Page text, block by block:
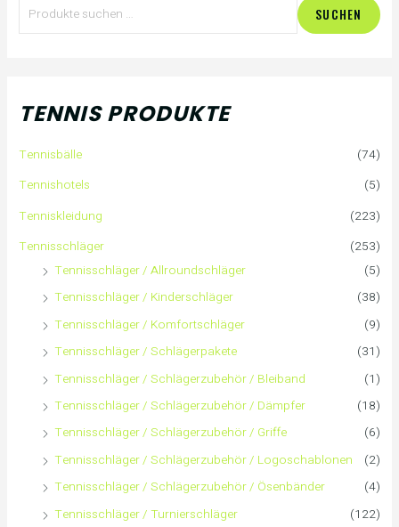
n
a
SUCHEN
TENNIS PRODUKTE
Tennisbälle
(74)
Tennishotels
(5)
Tenniskleidung
(223)
Tennisschläger
(253)
Tennisschläger / Allroundschläger
(5)
Tennisschläger / Kinderschläger
(38)
Tennisschläger / Komfortschläger
(9)
Tennisschläger / Schlägerpakete
(31)
Tennisschläger / Schlägerzubehör / Bleiband
(1)
Tennisschläger / Schlägerzubehör / Dämpfer
(18)
Tennisschläger / Schlägerzubehör / Griffe
(6)
Tennisschläger / Schlägerzubehör / Logoschablonen
(2)
Tennisschläger / Schlägerzubehör / Ösenbänder
(4)
Tennisschläger / Turnierschläger
(122)